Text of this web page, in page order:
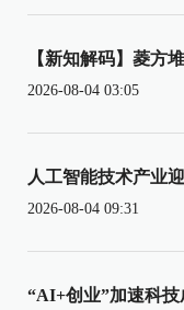
【新知解码】菱方
2026-08-04 03:05
人工智能技术产业
2026-08-04 09:31
“AI+创业”加速科技